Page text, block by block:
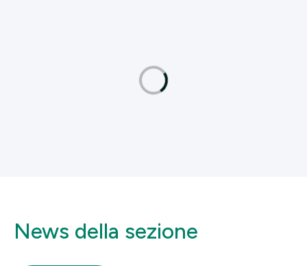
News della sezione